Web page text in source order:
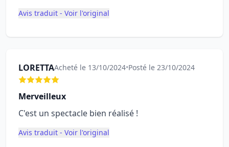
Avis traduit - Voir l'original
LORETTAAcheté le 13/10/2024•Posté le 23/10/2024
Merveilleux
C'est un spectacle bien réalisé !
Avis traduit - Voir l'original